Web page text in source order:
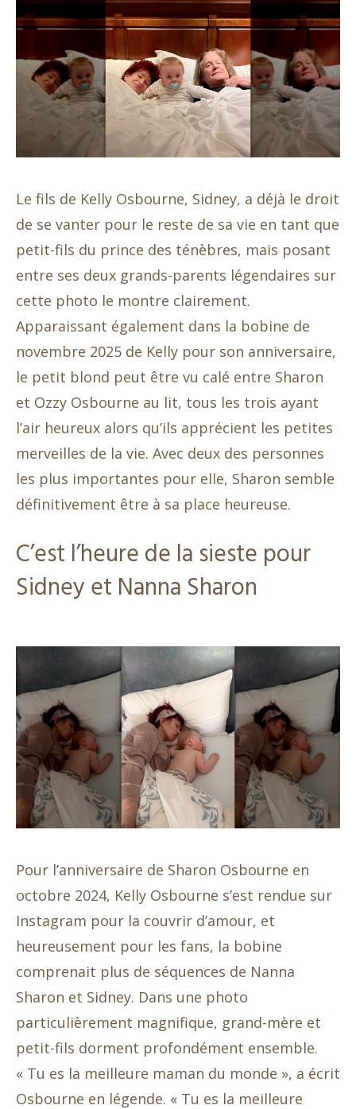
Le fils de Kelly Osbourne, Sidney, a déjà le droit
de se vanter pour le reste de sa vie en tant que
petit-fils du prince des ténèbres, mais posant
entre ses deux grands-parents légendaires sur
cette photo le montre clairement.
Apparaissant également dans la bobine de
novembre 2025 de Kelly pour son anniversaire,
le petit blond peut être vu calé entre Sharon
et Ozzy Osbourne au lit, tous les trois ayant
l’air heureux alors qu’ils apprécient les petites
merveilles de la vie. Avec deux des personnes
les plus importantes pour elle, Sharon semble
définitivement être à sa place heureuse.
C’est l’heure de la sieste pour
Sidney et Nanna Sharon
Pour l’anniversaire de Sharon Osbourne en
octobre 2024, Kelly Osbourne s’est rendue sur
Instagram pour la couvrir d’amour, et
heureusement pour les fans, la bobine
comprenait plus de séquences de Nanna
Sharon et Sidney. Dans une photo
particulièrement magnifique, grand-mère et
petit-fils dorment profondément ensemble.
« Tu es la meilleure maman du monde », a écrit
Osbourne en légende. « Tu es la meilleure